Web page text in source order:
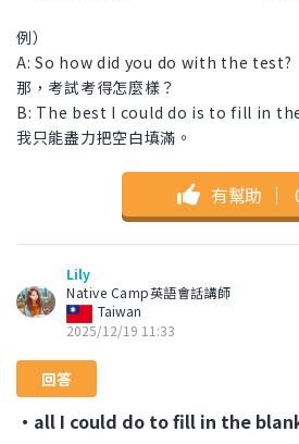
例）
A: So how did you do with the test?
那，考試考得怎麼樣？
B: The best I could do is to fill in
我只能盡力把空白填滿。
有幫助 ｜
Lily
Native Camp英語會話講師
Taiwan
2025/12/19 11:33
回答
・all I could do to fill in the